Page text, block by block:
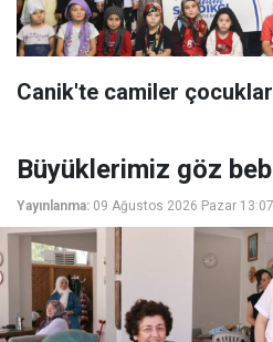
Canik'te camiler
Büyüklerimiz göz
Yayınlanma: 09 Ağustos 2026 Pazar 13:07